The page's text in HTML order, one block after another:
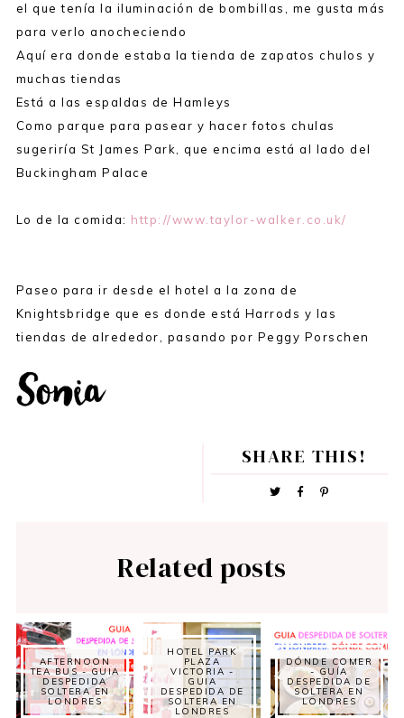
el que tenía la iluminación de bombillas, me gusta más
para verlo anocheciendo
Aquí era donde estaba la tienda de zapatos chulos y
muchas tiendas
Está a las espaldas de Hamleys
Como parque para pasear y hacer fotos chulas
sugeriría St James Park, que encima está al lado del
Buckingham Palace
Lo de la comida: http://www.taylor-walker.co.uk/
Paseo para ir desde el hotel a la zona de
Knightsbridge que es donde está Harrods y las
tiendas de alrededor, pasando por Peggy Porschen
SHARE THIS!
Related posts
AFTERNOON
TEA BUS - GUIA
DESPEDIDA
SOLTERA EN
LONDRES
HOTEL PARK
PLAZA
VICTORIA -
GUIA
DESPEDIDA DE
SOLTERA EN
LONDRES
DÓNDE COMER
- GUÍA
DESPEDIDA DE
SOLTERA EN
LONDRES